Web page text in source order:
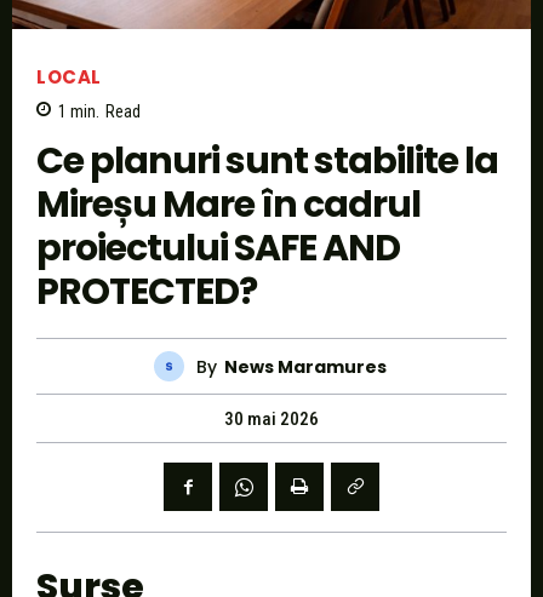
LOCAL
1 min. Read
Ce planuri sunt stabilite la
Mireșu Mare în cadrul
proiectului SAFE AND
PROTECTED?
By News Maramures
30 mai 2026